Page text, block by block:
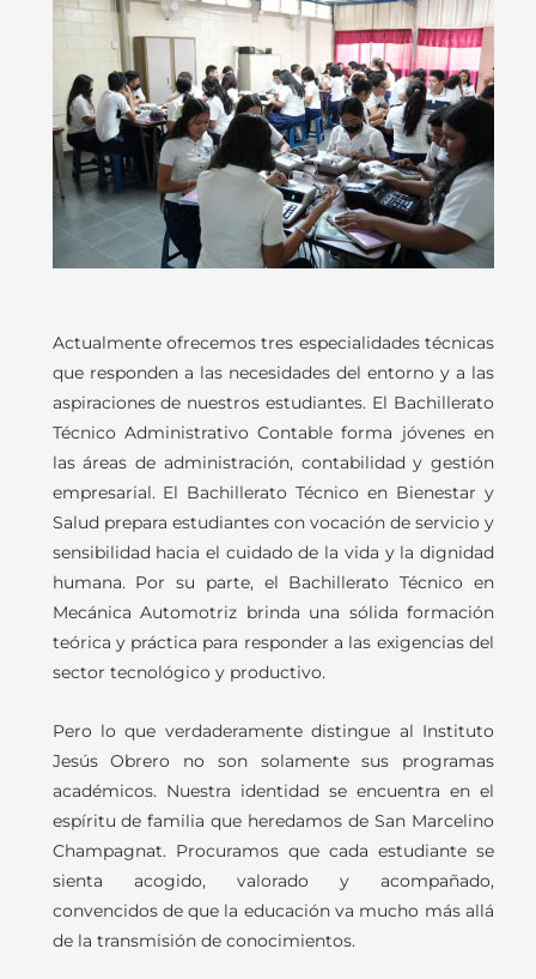
Actualmente ofrecemos tres especialidades técnicas
que responden a las necesidades del entorno y a las
aspiraciones de nuestros estudiantes. El Bachillerato
Técnico Administrativo Contable forma jóvenes en
las áreas de administración, contabilidad y gestión
empresarial. El Bachillerato Técnico en Bienestar y
Salud prepara estudiantes con vocación de servicio y
sensibilidad hacia el cuidado de la vida y la dignidad
humana. Por su parte, el Bachillerato Técnico en
Mecánica Automotriz brinda una sólida formación
teórica y práctica para responder a las exigencias del
sector tecnológico y productivo.
Pero lo que verdaderamente distingue al Instituto
Jesús Obrero no son solamente sus programas
académicos. Nuestra identidad se encuentra en el
espíritu de familia que heredamos de San Marcelino
Champagnat. Procuramos que cada estudiante se
sienta acogido, valorado y acompañado,
convencidos de que la educación va mucho más allá
de la transmisión de conocimientos.